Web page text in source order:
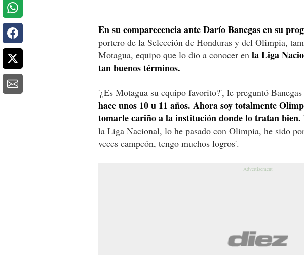
En su comparecencia ante Darío Banegas en su
portero de la Selección de Honduras y del Olimpia,
Motagua, equipo que lo dio a conocer en la Liga
tan buenos términos.
'¿Es Motagua su equipo favorito?', le preguntó
hace unos 10 u 11 años. Ahora soy totalmente
tomarle cariño a la institución donde lo tratan bien.
la Liga Nacional, lo he pasado con Olimpia, he sido
veces campeón, tengo muchos logros'.